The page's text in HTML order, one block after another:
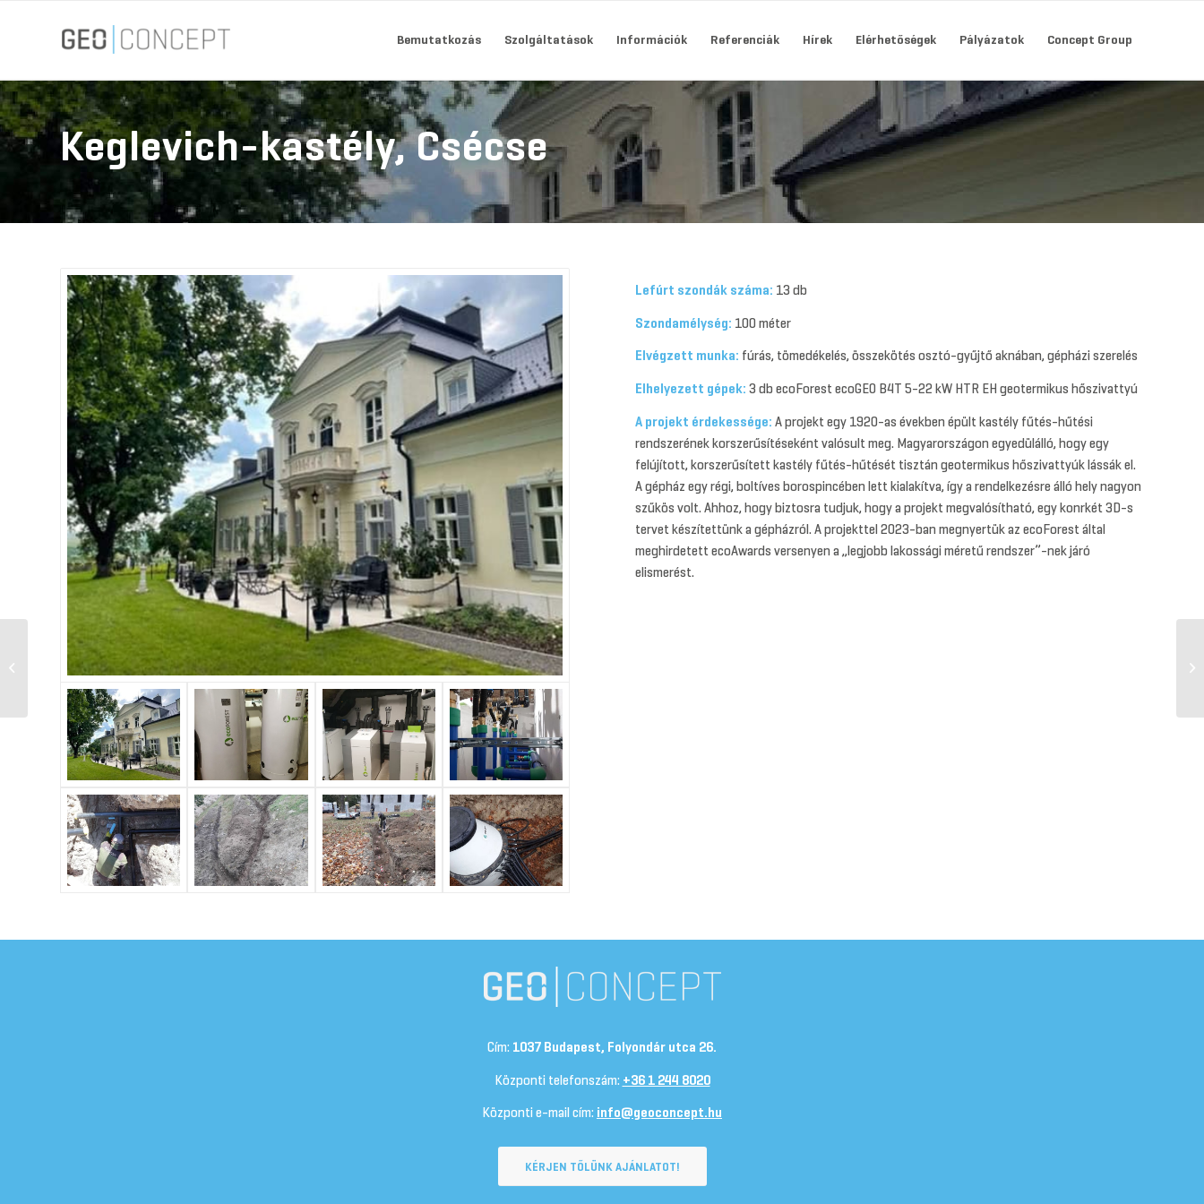
Bemutatkozás Szolgáltatások Információk Referenciák Hírek Elérhetőségek Pályázatok Concept Group
Keglevich-kastély, Csécse
Lefúrt szondák száma: 13 db
Szondamélység: 100 méter
Elvégzett munka: fúrás, tömedékelés, összekötés osztó-gyűjtő aknában, gépházi szerelés
Elhelyezett gépek: 3 db ecoForest ecoGEO B4T 5-22 kW HTR EH geotermikus hőszivattyú
A projekt érdekessége: A projekt egy 1920-as években épült kastély fűtés-hűtési
rendszerének korszerűsítéseként valósult meg. Magyarországon egyedülálló, hogy egy
felújított, korszerűsített kastély fűtés-hűtését tisztán geotermikus hőszivattyúk lássák el.
A gépház egy régi, boltíves borospincében lett kialakítva, így a rendelkezésre álló hely nagyon
szűkös volt. Ahhoz, hogy biztosra tudjuk, hogy a projekt megvalósítható, egy konrkét 3D-s
tervet készítettünk a gépházról. A projekttel 2023-ban megnyertük az ecoForest által
meghirdetett ecoAwards versenyen a „legjobb lakossági méretű rendszer”-nek járó
elismerést.
Cím: 1037 Budapest, Folyondár utca 26.
Központi telefonszám: +36 1 244 8020
Központi e-mail cím: info@geoconcept.hu
KÉRJEN TŐLÜNK AJÁNLATOT!
Családi ház –
Szigetszentmiklós